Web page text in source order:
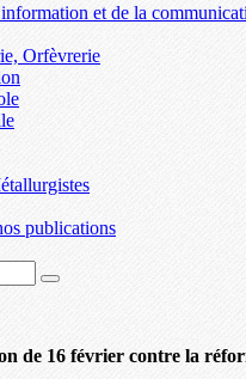
et de la
Orfèvrerie
publications
de 16 février contre la